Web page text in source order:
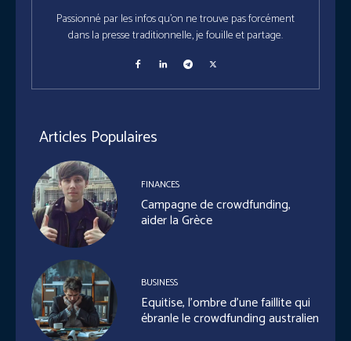
Passionné par les infos qu'on ne trouve pas forcément
dans la presse traditionnelle, je fouille et partage.
Articles Populaires
FINANCES
Campagne de crowdfunding,
aider la Grèce
BUSINESS
Equitise, l’ombre d’une faillite qui
ébranle le crowdfunding australien